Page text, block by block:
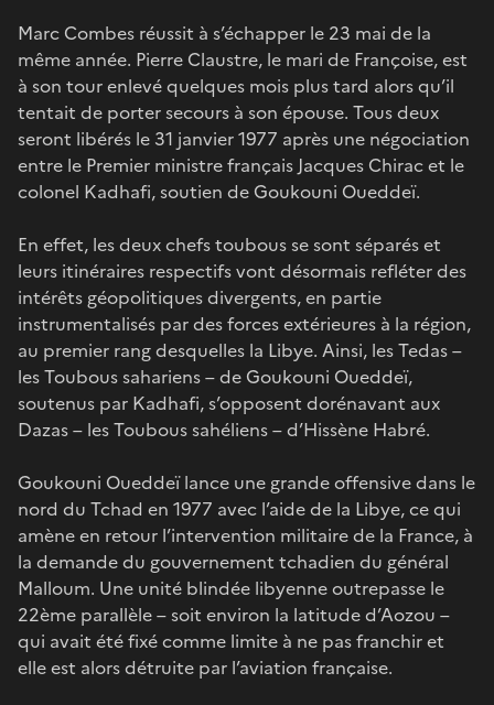
Marc Combes réussit à s’échapper le 23 mai de la
même année. Pierre Claustre, le mari de Françoise, est
à son tour enlevé quelques mois plus tard alors qu’il
tentait de porter secours à son épouse. Tous deux
seront libérés le 31 janvier 1977 après une négociation
entre le Premier ministre français Jacques Chirac et le
colonel Kadhafi, soutien de Goukouni Oueddeï.
En effet, les deux chefs toubous se sont séparés et
leurs itinéraires respectifs vont désormais refléter des
intérêts géopolitiques divergents, en partie
instrumentalisés par des forces extérieures à la région,
au premier rang desquelles la Libye. Ainsi, les Tedas –
les Toubous sahariens – de Goukouni Oueddeï,
soutenus par Kadhafi, s’opposent dorénavant aux
Dazas – les Toubous sahéliens – d’Hissène Habré.
Goukouni Oueddeï lance une grande offensive dans le
nord du Tchad en 1977 avec l’aide de la Libye, ce qui
amène en retour l’intervention militaire de la France, à
la demande du gouvernement tchadien du général
Malloum. Une unité blindée libyenne outrepasse le
22ème parallèle – soit environ la latitude d’Aozou –
qui avait été fixé comme limite à ne pas franchir et
elle est alors détruite par l’aviation française.